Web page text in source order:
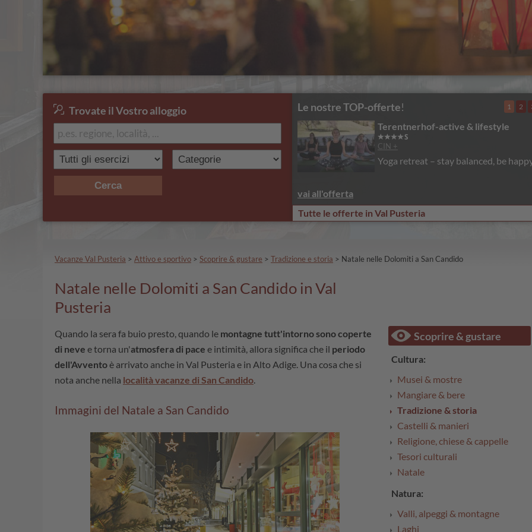
Trovate il Vostro alloggio
Cerca
Le nostre TOP-offerte!
Terentnerhof-active & lifestyle
CIN +
Yoga retreat – stay balanced, be
vai all'offerta
1 2
Tutte le offerte in Val Pusteria
Vacanze Val Pusteria > Attivo e sportivo > Scoprire & gustare > Tradizione e storia > Natale nelle Dolomiti a San Candido
Natale nelle Dolomiti a San Candido in Val
Pusteria
Quando la sera fa buio presto, quando le montagne tutt'intorno sono coperte
di neve e torna un'atmosfera di pace e intimità, allora significa che il periodo
dell'Avventoè arrivato anche in Val Pusteria e in Alto Adige. Una cosa che si
nota anche nella località vacanze di San Candido.
Immagini del Natale a San Candido
Scoprire & gustare
Cultura:
Musei & mostre
Mangiare & bere
Tradizione & storia
Castelli & manieri
Religione, chiese & cappelle
Tesori culturali
Natale
Natura:
Valli, alpeggi & montagne
Laghi